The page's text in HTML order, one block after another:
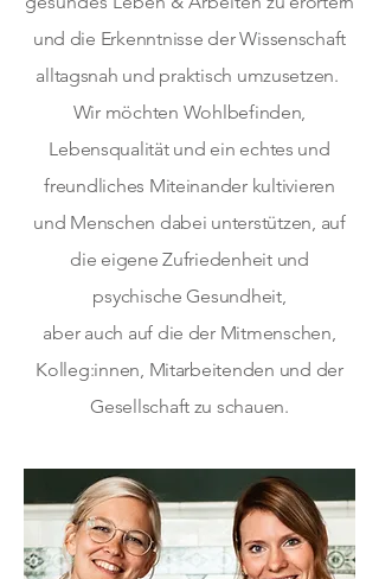
und die Erkenntnisse der Wissenschaft
alltagsnah und praktisch umzusetzen.
Wir möchten Wohlbefinden,
Lebensqualität und ein echtes und
freundliches Miteinander kultivieren
und Menschen dabei unterstützen, auf
die eigene Zufriedenheit und
psychische Gesundheit,
aber auch auf die der Mitmenschen,
Kolleg:innen, Mitarbeitenden und der
Gesellschaft zu schauen.